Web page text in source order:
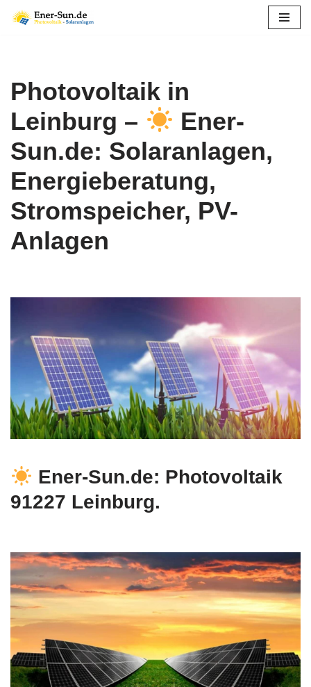
Photovoltaik in
Leinburg –
Ener-
Sun.de: Solaranlagen,
Energieberatung,
Stromspeicher, PV-
Anlagen
Ener-Sun.de: Photovoltaik
91227 Leinburg.